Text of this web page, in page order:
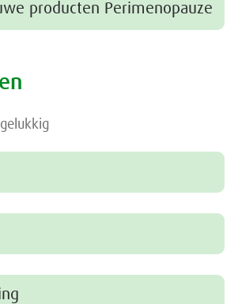
producten Perimenopauze